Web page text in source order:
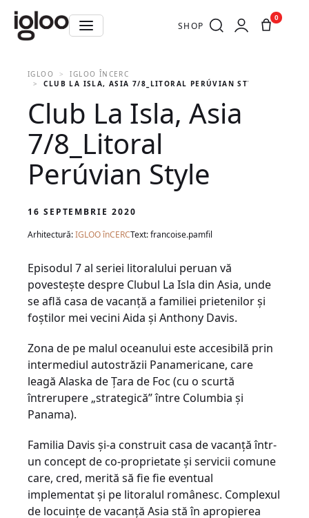
SHOP
0
IGLOO
IGLOO ÎNCERC
CLUB LA ISLA, ASIA 7/8_LITORAL PERÚVIAN STYLE
Club La Isla, Asia
7/8_Litoral
Perúvian Style
16 SEPTEMBRIE 2020
Arhitectură:IGLOO înCERCText: francoise.pamfil
Episodul 7 al seriei litoralului peruan vă
povesteşte despre Clubul La Isla din Asia, unde
se află casa de vacanță a familiei prietenilor și
foștilor mei vecini Aida și Anthony Davis.
Zona de pe malul oceanului este accesibilă prin
intermediul autostrăzii Panamericane, care
leagă Alaska de Țara de Foc (cu o scurtă
întrerupere „strategică” între Columbia și
Panama).
Familia Davis și-a construit casa de vacanță într-
un concept de co-proprietate şi servicii comune
care, cred, merită să fie fie eventual
implementat şi pe litoralul românesc. Complexul
de locuințe de vacanță Asia stă în apropierea